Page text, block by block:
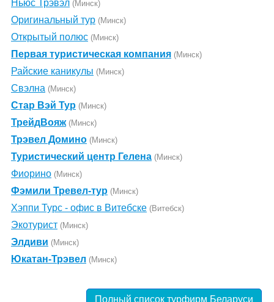
Ньюс Трэвэл (Минск)
Оригинальный тур (Минск)
Открытый полюс (Минск)
Первая туристическая компания (Минск)
Райские каникулы (Минск)
Свэлна (Минск)
Стар Вэй Тур (Минск)
ТрейдВояж (Минск)
Трэвел Домино (Минск)
Туристический центр Гелена (Минск)
Фиорино (Минск)
Фэмили Тревел-тур (Минск)
Хэппи Турс - офис в Витебске (Витебск)
Экотурист (Минск)
Элдиви (Минск)
Юкатан-Трэвел (Минск)
Полный список турфирм Беларуси